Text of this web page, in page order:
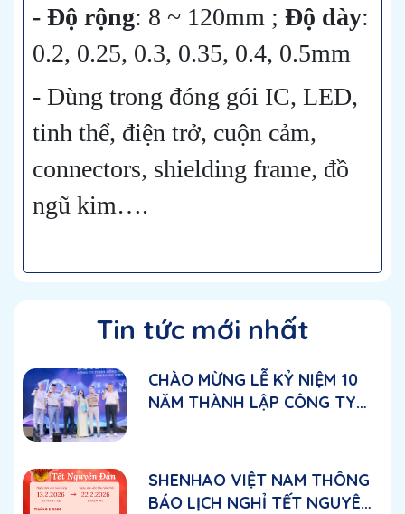
- Độ rộng: 8 ~ 120mm ; Độ dày:
0.2, 0.25, 0.3, 0.35, 0.4, 0.5mm
- Dùng trong đóng gói IC, LED,
tinh thể, điện trở, cuộn cảm,
connectors, shielding frame, đồ
ngũ kim….
Tin tức mới nhất
CHÀO MỪNG LỄ KỶ NIỆM 10
NĂM THÀNH LẬP CÔNG TY
SHENHAO VIỆT NAM THÔNG
BÁO LỊCH NGHỈ TẾT NGUYÊN